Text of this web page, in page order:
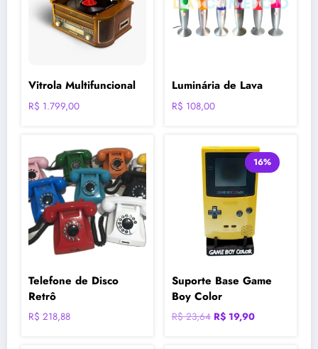
Vitrola Multifuncional
R$ 1.799,00
Luminária de Lava
R$ 108,00
Telefone de Disco
Retrô
R$ 218,88
16%
Suporte Base Game
Boy Color
R$23,64 O
R$19,90O